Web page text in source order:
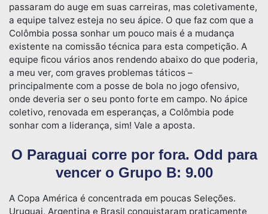
passaram do auge em suas carreiras, mas coletivamente,
a equipe talvez esteja no seu ápice. O que faz com que a
Colômbia possa sonhar um pouco mais é a mudança
existente na comissão técnica para esta competição. A
equipe ficou vários anos rendendo abaixo do que poderia,
a meu ver, com graves problemas táticos –
principalmente com a posse de bola no jogo ofensivo,
onde deveria ser o seu ponto forte em campo. No ápice
coletivo, renovada em esperanças, a Colômbia pode
sonhar com a liderança, sim! Vale a aposta.
O Paraguai corre por fora. Odd para
vencer o Grupo B: 9.00
A Copa América é concentrada em poucas Seleções.
Uruguai, Argentina e Brasil conquistaram praticamente